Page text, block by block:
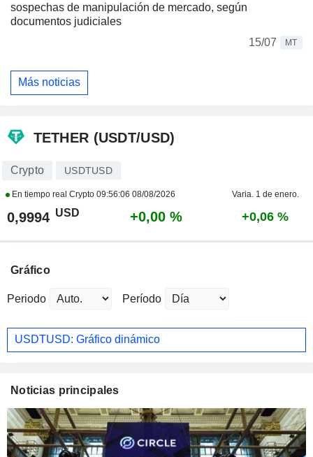
sospechas de manipulación de mercado, según
documentos judiciales
15/07
MT
Más noticias
TETHER (USDT/USD)
Crypto USDTUSD
En tiempo real Crypto 09:56:06 08/08/2026 Varia. 1 de enero.
0,9994 USD +0,00 % +0,06 %
Gráfico
Periodo Período
USDTUSD: Gráfico dinámico
Noticias principales